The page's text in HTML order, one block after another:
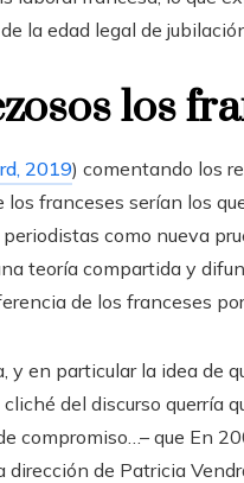
la edad legal de
los
2019) comentando los
los franceses serían los
como nueva
teoría compartida y
de los franceses
y en particular la idea de
del discurso querría
compromiso…– que En
dirección de Patricia